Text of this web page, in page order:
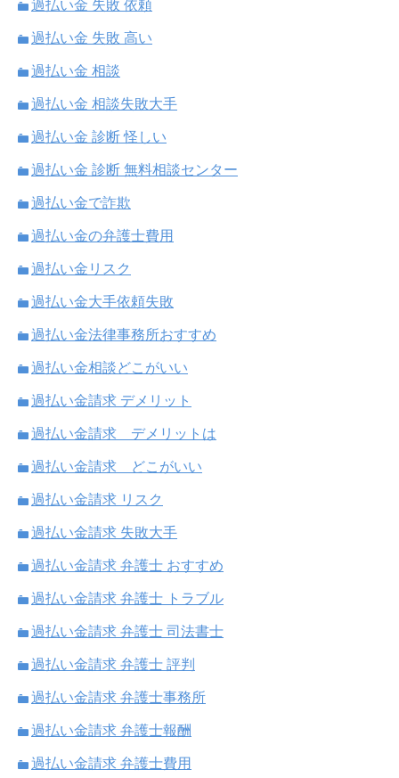
過払い金 失敗 依頼
過払い金 失敗 高い
過払い金 相談
過払い金 相談失敗大手
過払い金 診断 怪しい
過払い金 診断 無料相談センター
過払い金で詐欺
過払い金の弁護士費用
過払い金リスク
過払い金大手依頼失敗
過払い金法律事務所おすすめ
過払い金相談どこがいい
過払い金請求 デメリット
過払い金請求 デメリットは
過払い金請求 どこがいい
過払い金請求 リスク
過払い金請求 失敗大手
過払い金請求 弁護士 おすすめ
過払い金請求 弁護士 トラブル
過払い金請求 弁護士 司法書士
過払い金請求 弁護士 評判
過払い金請求 弁護士事務所
過払い金請求 弁護士報酬
過払い金請求 弁護士費用